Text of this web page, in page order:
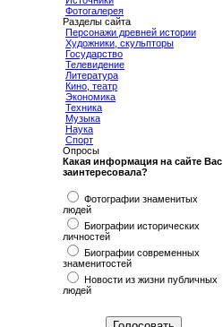
Фотогалерея
Разделы сайта
Персонажи древней истории
Художники, скульпторы
Государство
Телевидение
Литература
Кино, театр
Экономика
Техника
Музыка
Наука
Спорт
Опросы
Какая информация на сайте Вас
заинтересовала?
Фотографии знаменитых
людей
Биографии исторических
личностей
Биографии современных
знаменитостей
Новости из жизни публичных
людей